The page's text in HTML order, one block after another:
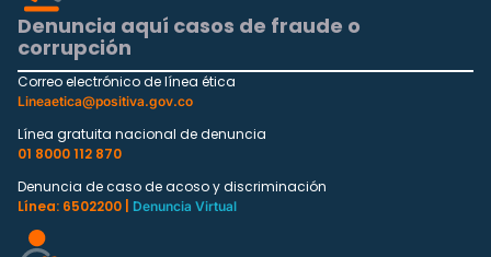
Denuncia aquí casos de fraude o
corrupción
Correo electrónico de línea ética
Lineaetica@positiva.gov.co
Línea gratuita nacional de denuncia
01 8000 112 870
Denuncia de caso de acoso y discriminación
Línea: 6502200 |
Denuncia Virtual